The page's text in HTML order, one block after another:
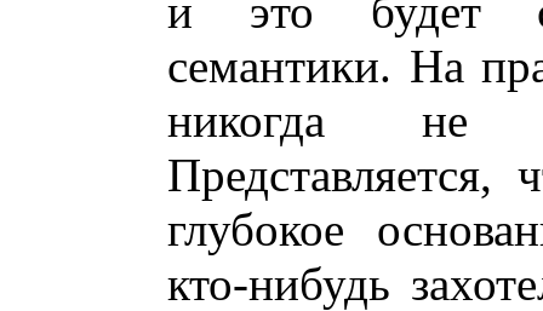
и это будет
семантики. На
никогда не
Представляется,
глубокое
кто-нибудь